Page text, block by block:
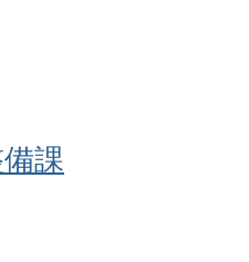
課